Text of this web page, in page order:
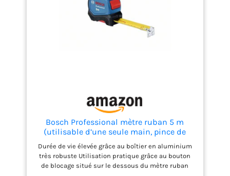
permet de porter le mètre ruban à la ceinture pour
un encombrement minimum et vous libérer les
mains
Bosch Professional mètre ruban 5 m
(utilisable d’une seule main, pince de
ceinture, crochet aimanté, 2 boutons
d’arrêt, ruban 27 mm en acier revêtu de
nylon, avec blister) - Set Amazon
Exclusive
Durée de vie élevée grâce au boîtier en aluminium
très robuste Utilisation pratique grâce au bouton
de blocage situé sur le dessous du mètre ruban